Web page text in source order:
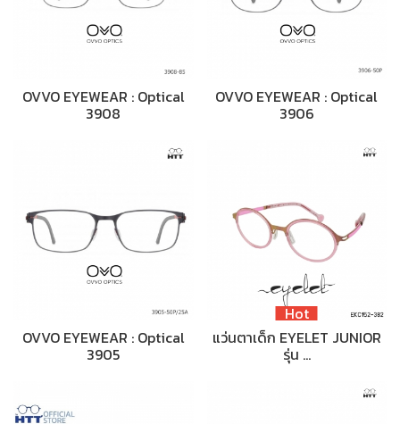
OVVO EYEWEAR : Optical
3908
OVVO EYEWEAR : Optical
3906
OVVO EYEWEAR : Optical
3905
Hot
แว่นตาเด็ก EYELET JUNIOR
รุ่น …